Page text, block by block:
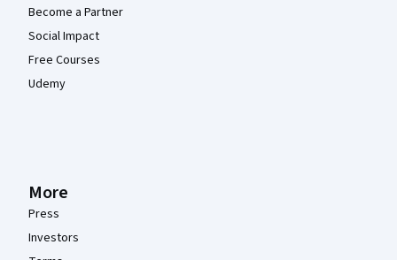
Become a Partner
Social Impact
Free Courses
Udemy
More
Press
Investors